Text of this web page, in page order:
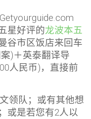
星好评的龙波本五
谷市区饭店来回车
)＋英泰翻译导
人民币)，直接前
领队；或有其他想
或是若您有2人以